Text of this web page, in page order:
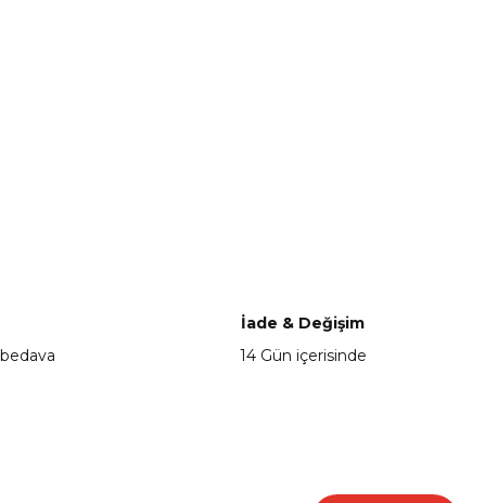
İade & Değişim
14 Gün içerisinde